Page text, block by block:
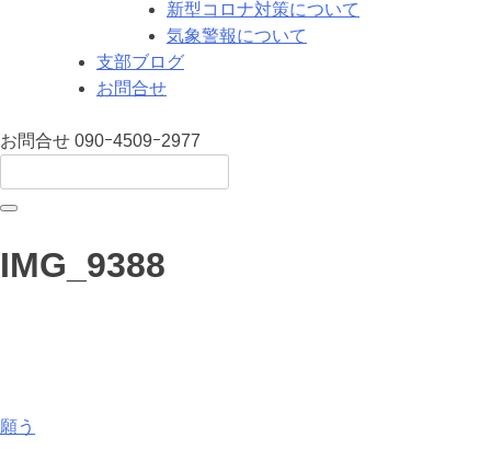
新型コロナ対策について
気象警報について
支部ブログ
お問合せ
お問合せ 090ｰ4509ｰ2977
IMG_9388
投
願う